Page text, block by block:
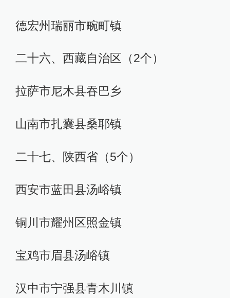
德宏州瑞丽市畹町镇
二十六、西藏自治区（2个）
拉萨市尼木县吞巴乡
山南市扎囊县桑耶镇
二十七、陕西省（5个）
西安市蓝田县汤峪镇
铜川市耀州区照金镇
宝鸡市眉县汤峪镇
汉中市宁强县青木川镇